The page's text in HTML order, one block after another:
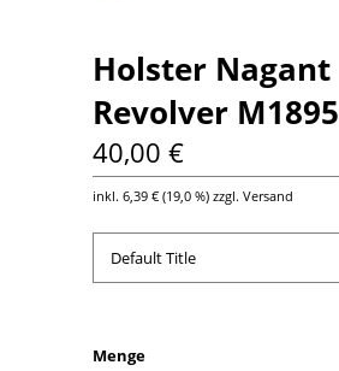
Holster Nagant
Revolver M1895
40,00 €
inkl.6,39 € (19,0 %) zzgl. Versand
Menge